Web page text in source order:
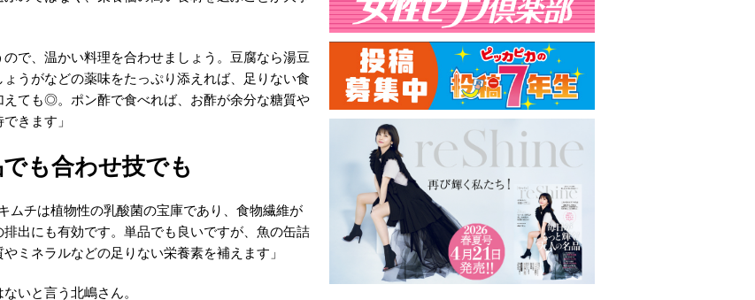
で、温かい料理を合わせましょう。豆腐なら湯豆
うがなどの薬味をたっぷり添えれば、足りない食
ても◎。ポン酢で食べれば、お酢が余分な糖質や
きます」
も合わせ技でも
ムチは植物性の乳酸菌の宝庫であり、食物繊維が
出にも有効です。単品でも良いですが、魚の缶詰
ミネラルなどの足りない栄養素を補えます」
いと言う北嶋さん。